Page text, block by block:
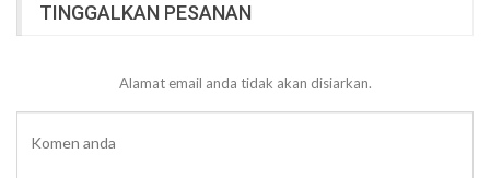
TINGGALKAN PESANAN
Alamat email anda tidak akan disiarkan.